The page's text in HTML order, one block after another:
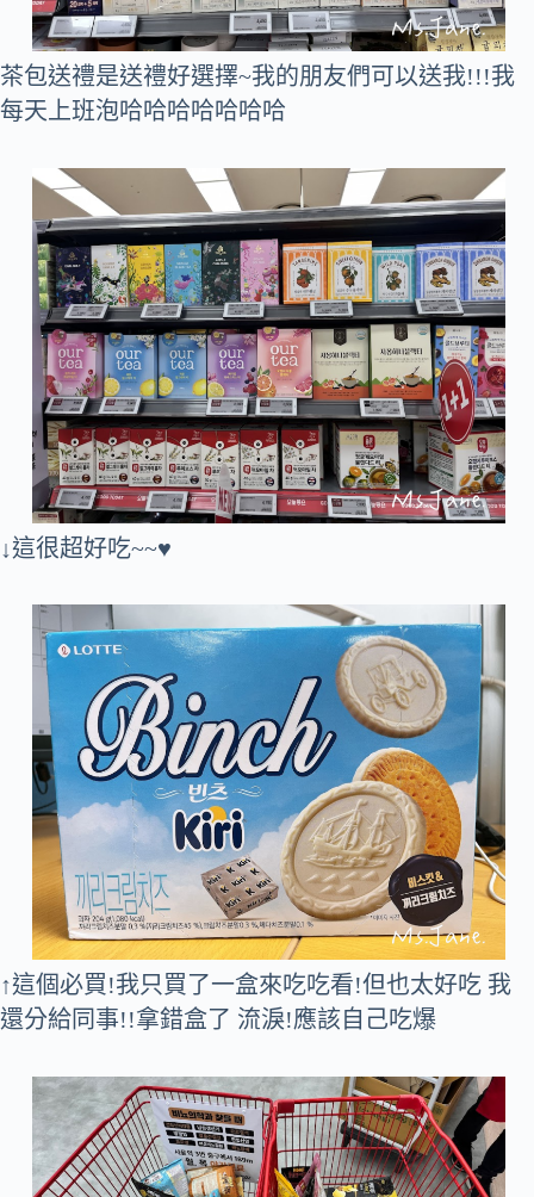
茶包送禮是送禮好選擇~我的朋友們可以送我!!!我
每天上班泡哈哈哈哈哈哈哈
↓這很超好吃~~♥
↑這個必買!我只買了一盒來吃吃看!但也太好吃 我
還分給同事!!拿錯盒了 流淚!應該自己吃爆